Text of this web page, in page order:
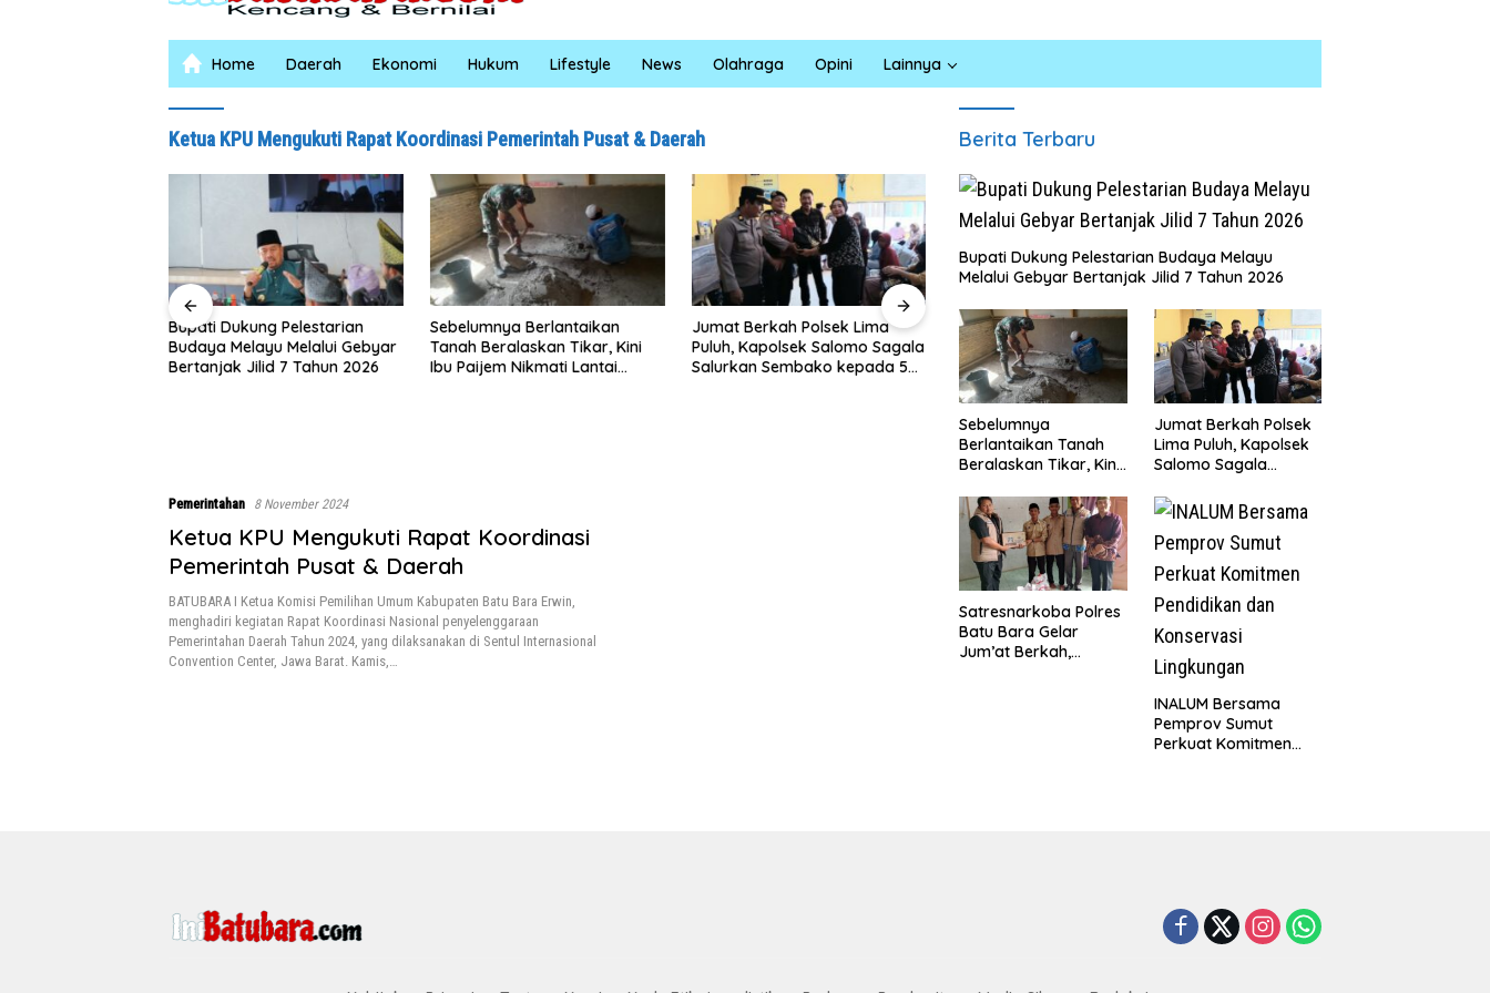
Home Daerah Ekonomi Hukum Lifestyle News Olahraga Opini Lainnya
Ketua KPU Mengukuti Rapat Koordinasi Pemerintah Pusat & Daerah
Sebelumnya Berlantaikan
Tanah Beralaskan Tikar, Kini
Ibu Paijem Nikmati Lantai
Jumat Berkah Polsek Lima
Puluh, Kapolsek Salomo Sagala
Salurkan Sembako kepada 50
Satresnarkoba Polres Batu
Bara Gelar Jum’at Berkah,
Santuni Anak Yatim dan
INALUM Bersama Pemprov
Sumut Perkuat Komitmen
Pendidikan dan Konservasi
Lingkungan
Masyarakat Desa Kapal Merah
Terharu Melihat Satgas TMMD
Ke-129 Kodim 0208/Asahan
Bekerja Siang Malam Demi
Renovasi Mushollah Al Maghribi
Pemerintahan 8 November 2024
Ketua KPU Mengukuti Rapat Koordinasi
Pemerintah Pusat & Daerah
BATUBARA I Ketua Komisi Pemilihan Umum Kabupaten Batu Bara Erwin,
menghadiri kegiatan Rapat Koordinasi Nasional penyelenggaraan
Pemerintahan Daerah Tahun 2024, yang dilaksanakan di Sentul Internasional
Convention Center, Jawa Barat. Kamis,…
Berita Terbaru
Bupati Dukung Pelestarian Budaya Melayu
Melalui Gebyar Bertanjak Jilid 7 Tahun 2026
Sebelumnya
Berlantaikan Tanah
Beralaskan Tikar, Kini
Lantai Rumah yang
Layak Berkat Satgas
TMMD Ke-129 Kodim
0208/Asahan
Jumat Berkah Polsek
Lima Puluh, Kapolsek
Salomo Sagala
kepada 50 Petani di
Simpang Gambus
Satresnarkoba Polres
Batu Bara Gelar
Jum’at Berkah,
INALUM Bersama
Pemprov Sumut
Perkuat Komitmen